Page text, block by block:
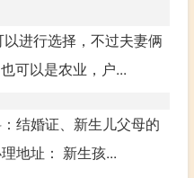
进行选择，不过夫妻俩
可以是农业，户...
结婚证、新生儿父母的
地址： 新生孩...